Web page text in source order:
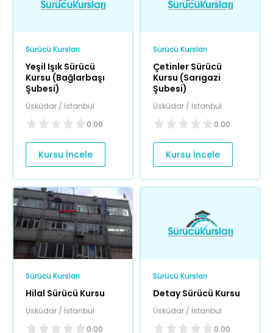
Sürücü Kursları
Yeşil Işık Sürücü
Kursu (Bağlarbaşı
Şubesi)
Üsküdar / İstanbul
0.00
Kursu İncele
Sürücü Kursları
Çetinler Sürücü
Kursu (Sarıgazi
Şubesi)
Üsküdar / İstanbul
0.00
Kursu İncele
Sürücü Kursları
Hilal Sürücü Kursu
Üsküdar / İstanbul
0.00
Sürücü Kursları
Detay Sürücü Kursu
Üsküdar / İstanbul
0.00